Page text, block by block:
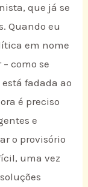
que já se
Quando eu
em nome
como se
fadada ao
é preciso
e
o provisório
uma vez